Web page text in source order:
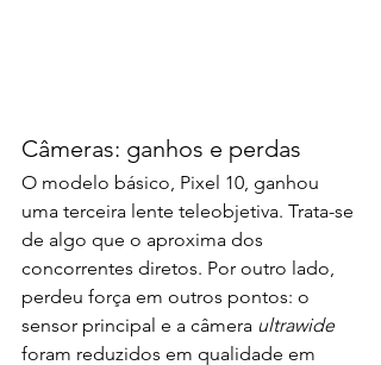
Câmeras: ganhos e perdas
O modelo básico, Pixel 10, ganhou
uma terceira lente teleobjetiva. Trata-se
de algo que o aproxima dos
concorrentes diretos. Por outro lado,
perdeu força em outros pontos: o
sensor principal e a câmera ultrawide
foram reduzidos em qualidade em